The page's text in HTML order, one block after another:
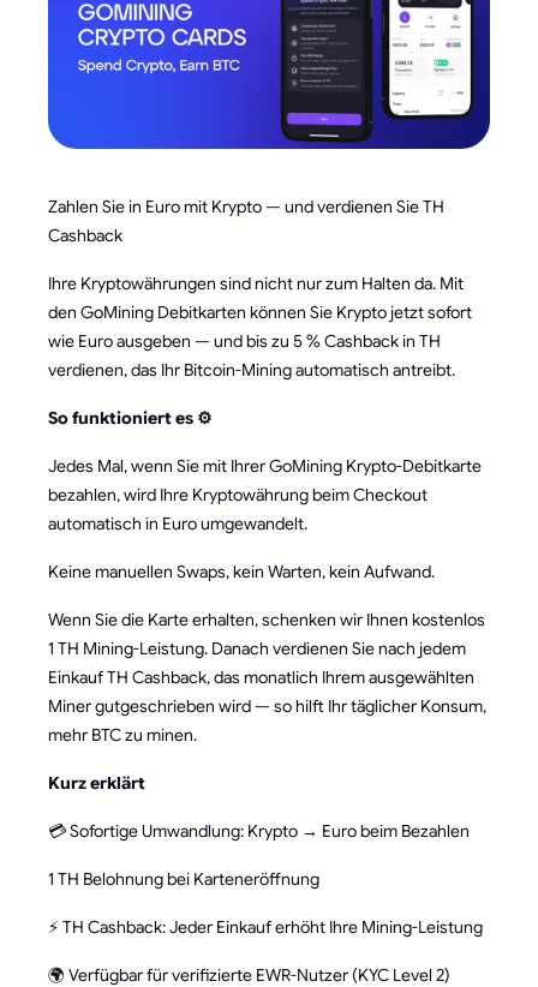
Zahlen Sie in Euro mit Krypto — und verdienen Sie TH
Cashback
Ihre Kryptowährungen sind nicht nur zum Halten da. Mit
den GoMining Debitkarten können Sie Krypto jetzt sofort
wie Euro ausgeben — und bis zu 5 % Cashback in TH
verdienen, das Ihr Bitcoin-Mining automatisch antreibt.
So funktioniert es ⚙️
Jedes Mal, wenn Sie mit Ihrer GoMining Krypto-Debitkarte
bezahlen, wird Ihre Kryptowährung beim Checkout
automatisch in Euro umgewandelt.
Keine manuellen Swaps, kein Warten, kein Aufwand.
Wenn Sie die Karte erhalten, schenken wir Ihnen kostenlos
1 TH Mining-Leistung. Danach verdienen Sie nach jedem
Einkauf TH Cashback, das monatlich Ihrem ausgewählten
Miner gutgeschrieben wird — so hilft Ihr täglicher Konsum,
mehr BTC zu minen.
Kurz erklärt
💳 Sofortige Umwandlung: Krypto → Euro beim Bezahlen
1 TH Belohnung bei Karteneröffnung
⚡ TH Cashback: Jeder Einkauf erhöht Ihre Mining-Leistung
🌍 Verfügbar für verifizierte EWR-Nutzer (KYC Level 2)